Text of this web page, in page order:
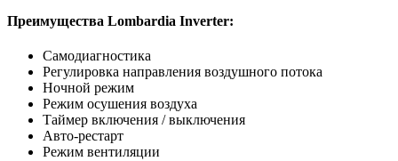
Преимущества Lombardia Inverter:
Самодиагностика
Регулировка направления воздушного потока
Ночной режим
Режим осушения воздуха
Таймер включения / выключения
Авто-рестарт
Режим вентиляции